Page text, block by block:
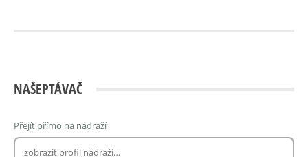
NAŠEPTÁVAČ
Přejít přímo na nádraží